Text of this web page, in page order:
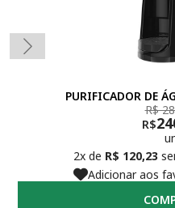
PURIFICADOR DE
R$
R$
2x de R$ 120,23
Adicionar aos